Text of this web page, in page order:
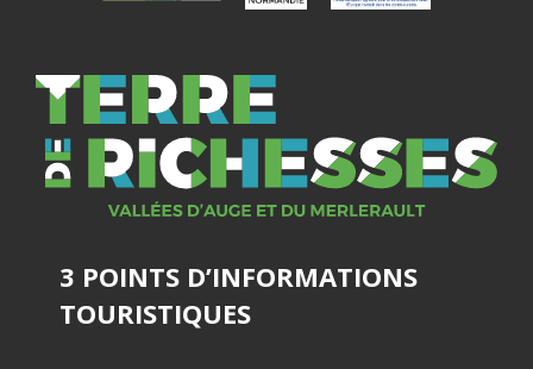
3 POINTS D’INFORMATIONS
TOURISTIQUES